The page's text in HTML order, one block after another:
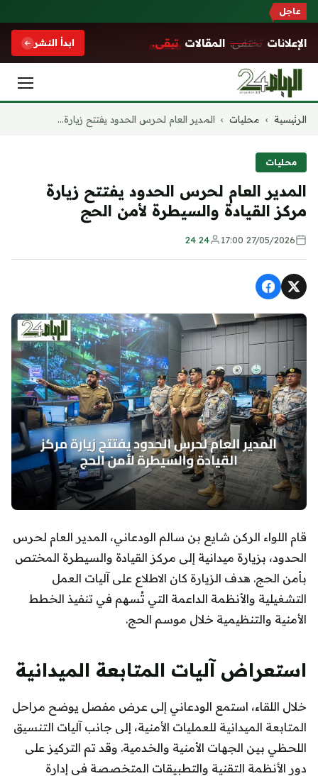
عاجل
الإعلانات تختفي. المقالات تبقى. ابدأ النشر
التجاوز
الرئيسية › محليات › المدير العام لحرس الحدود يفتتح زيارة...
محليات
المدير العام لحرس الحدود يفتتح زيارة
مركز القيادة والسيطرة لأمن الحج
27/05/2026 17:00
24 24
قام اللواء الركن شايع بن سالم الودعاني، المدير العام لحرس
الحدود، بزيارة ميدانية إلى مركز القيادة والسيطرة المختص
بأمن الحج. هدف الزيارة كان الاطلاع على آليات العمل
التشغيلية والأنظمة الداعمة التي تُسهم في تنفيذ الخطط
الأمنية والتنظيمية خلال موسم الحج.
استعراض آليات المتابعة الميدانية
خلال اللقاء، استمع الودعاني إلى عرض مفصل يوضح مراحل
المتابعة الميدانية للعمليات الأمنية، إلى جانب آليات التنسيق
اللحظي بين الجهات الأمنية والخدمية. وقد تم التركيز على
دور الأنظمة التقنية والتطبيقات المتخصصة في إدارة